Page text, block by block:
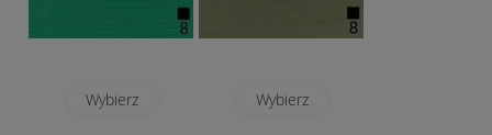
Wybierz Wybierz